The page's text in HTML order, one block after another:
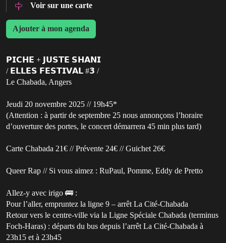
Voir sur une carte
Ajouter à mon agenda
𝗣𝗜𝗖𝗛𝗘 + 𝗝𝗨𝗦𝗧𝗘 𝗦𝗛𝗔𝗡𝗜
/ 𝗘𝗟𝗟𝗘𝗦 𝗙𝗘𝗦𝗧𝗜𝗩𝗔𝗟 #𝟯 /
Le Chabada, Angers
Jeudi 20 novembre 2025 // 19h45*
(Attention : à partir de septembre 25 nous annonçons l’horaire
d’ouverture des portes, le concert démarrera 45 min plus tard)
Carte Chabada 21€ // Prévente 24€ // Guichet 26€
Queer Rap // Si vous aimez : RuPaul, Pomme, Eddy de Pretto
Allez-y avec irigo 🚌 :
Pour l’aller, empruntez la ligne 9 – arrêt La Cité-Chabada
Retour vers le centre-ville via la Ligne Spéciale Chabada (terminus
Foch-Haras) : départs du bus depuis l’arrêt La Cité-Chabada à
23h15 et à 23h45